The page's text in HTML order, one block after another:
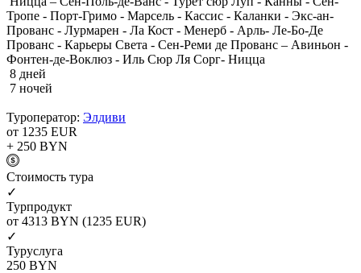
Тропе - Порт-Гримо - Марсель - Кассис - Каланки - Экс-ан-
Прованс - Лурмарен - Ла Кост - Менерб - Арль- Ле-Бо-Де
Прованс - Карьеры Света - Сен-Реми де Прованс – Авиньон -
Фонтен-де-Воклюз - Иль Сюр Ля Сорг- Ницца
8 дней
7 ночей
Туроператор: Элдиви
от 1235 EUR
+ 250 BYN
Cтоимость тура
✓
Турпродукт
от 4313 BYN (1235 EUR)
✓
Туруслуга
250 BYN